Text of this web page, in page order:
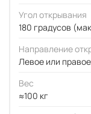
Угол открывания
180 градусов
Направление
Левое или
Вес
≈100 кг